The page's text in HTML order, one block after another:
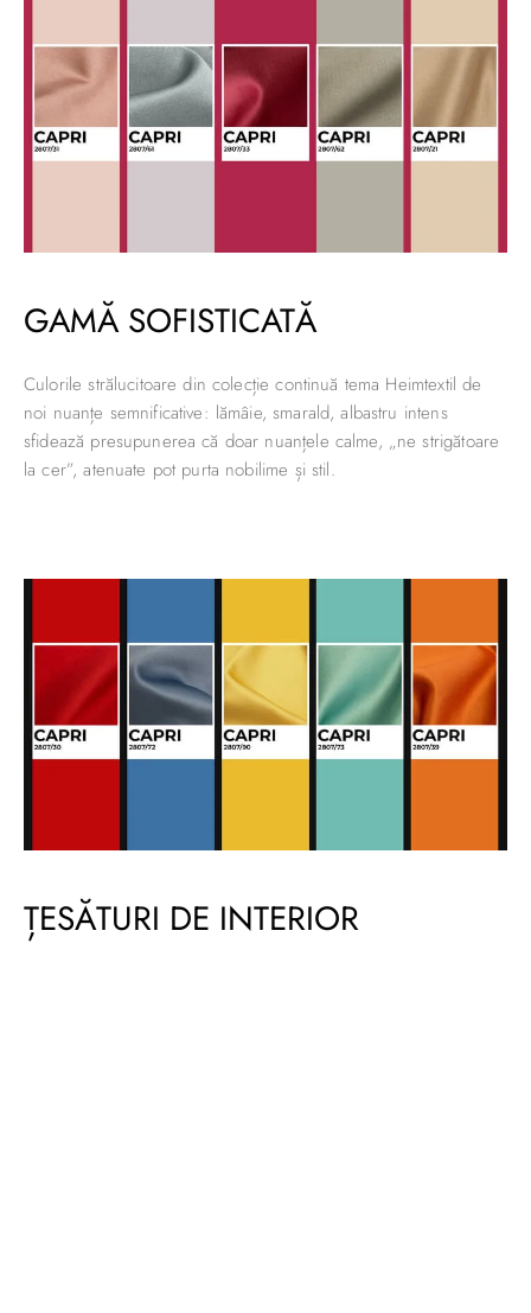
GAMĂ SOFISTICATĂ
Culorile strălucitoare din colecție continuă tema Heimtextil de
noi nuanțe semnificative: lămâie, smarald, albastru intens
sfidează presupunerea că doar nuanțele calme, „ne strigătoare
la cer”, atenuate pot purta nobilime și stil.
ȚESĂTURI DE INTERIOR